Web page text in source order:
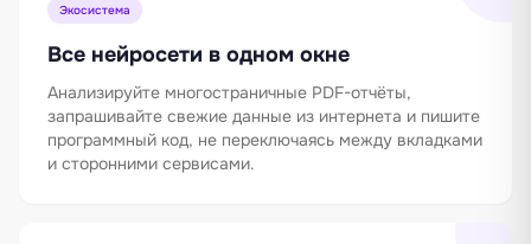
Экосистема
Все нейросети в одном окне
Анализируйте многостраничные PDF-отчёты,
запрашивайте свежие данные из интернета и пишите
программный код, не переключаясь между вкладками
и сторонними сервисами.